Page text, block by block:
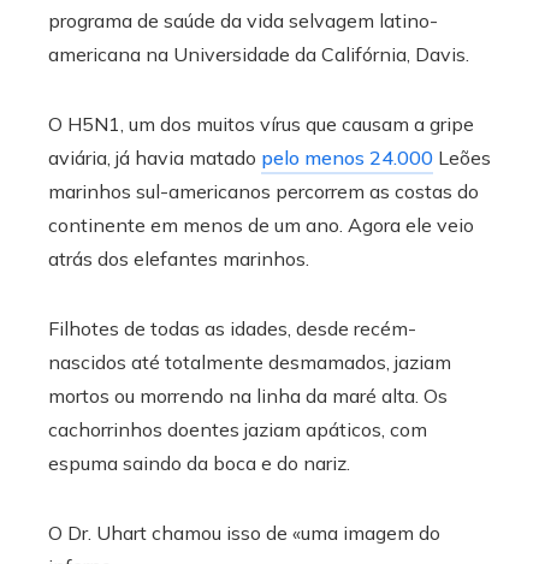
programa de saúde da vida selvagem latino-
americana na Universidade da Califórnia, Davis.
O H5N1, um dos muitos vírus que causam a gripe
aviária, já havia matado pelo menos 24.000 Leões
marinhos sul-americanos percorrem as costas do
continente em menos de um ano. Agora ele veio
atrás dos elefantes marinhos.
Filhotes de todas as idades, desde recém-
nascidos até totalmente desmamados, jaziam
mortos ou morrendo na linha da maré alta. Os
cachorrinhos doentes jaziam apáticos, com
espuma saindo da boca e do nariz.
O Dr. Uhart chamou isso de «uma imagem do